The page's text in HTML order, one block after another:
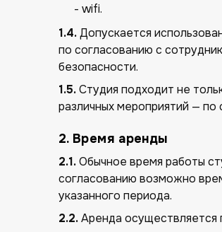
- wifi.
1.4.Допускается
по согласованию с
безопасности.
1.5.Студия подходит не
различных мероприятий — по
2. Время аренды
2.1.Обычное время работы
согласованию возможно
указанного периода.
2.2.Аренда осуществляется